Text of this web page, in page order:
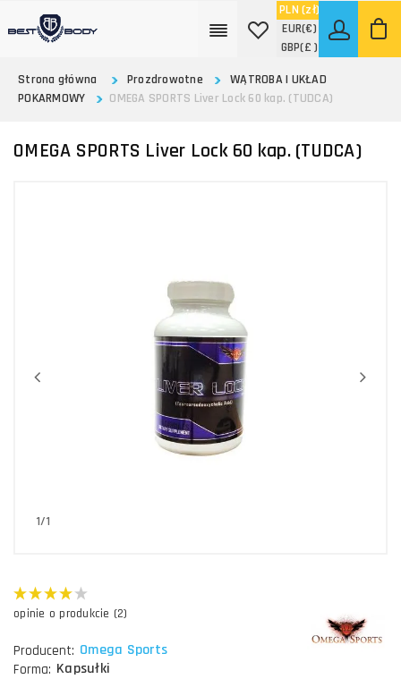
PLN (zł)
EUR(€)
GBP(£ )
Strona główna
Prozdrowotne
WĄTROBA I UKŁAD
POKARMOWY
OMEGA SPORTS Liver Lock 60 kap. (TUDCA)
OMEGA SPORTS Liver Lock 60 kap. (TUDCA)
1/1
opinie o produkcie (2)
Producent: Omega Sports
Forma: Kapsułki